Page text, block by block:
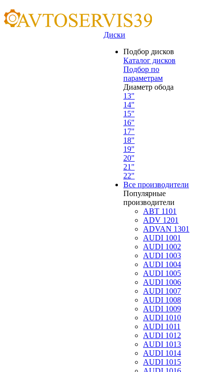
Диски
Подбор дисков
Каталог дисков
Подбор по
параметрам
Диаметр обода
13"
14"
15"
16"
17"
18"
19"
20"
21"
22"
Все производители
Популярные
производители
ABT 1101
ADV 1201
ADVAN 1301
AUDI 1001
AUDI 1002
AUDI 1003
AUDI 1004
AUDI 1005
AUDI 1006
AUDI 1007
AUDI 1008
AUDI 1009
AUDI 1010
AUDI 1011
AUDI 1012
AUDI 1013
AUDI 1014
AUDI 1015